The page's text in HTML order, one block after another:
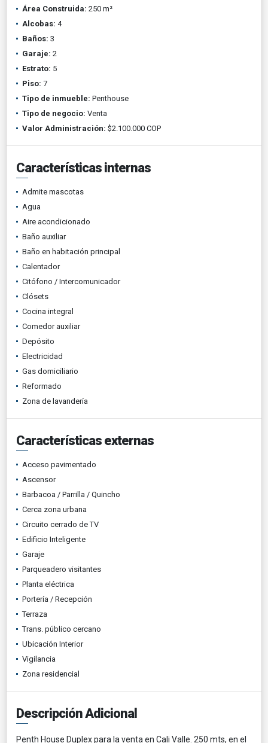
Área Construida: 250 m²
Alcobas: 4
Baños: 3
Garaje: 2
Estrato: 5
Piso: 7
Tipo de inmueble: Penthouse
Tipo de negocio: Venta
Valor Administración: $2.100.000 COP
Características internas
Admite mascotas
Agua
Aire acondicionado
Baño auxiliar
Baño en habitación principal
Calentador
Citófono / Intercomunicador
Clósets
Cocina integral
Comedor auxiliar
Depósito
Electricidad
Gas domiciliario
Reformado
Zona de lavandería
Características externas
Acceso pavimentado
Ascensor
Barbacoa / Parrilla / Quincho
Cerca zona urbana
Circuito cerrado de TV
Edificio Inteligente
Garaje
Parqueadero visitantes
Planta eléctrica
Portería / Recepción
Terraza
Trans. público cercano
Ubicación Interior
Vigilancia
Zona residencial
Descripción Adicional
Penth House Duplex para la venta en Cali Valle. 250 mts, en el